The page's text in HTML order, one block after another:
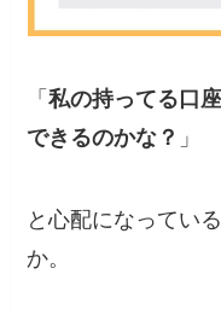
「私の持ってる口
できるのかな？ 」
と心配になってい
か。